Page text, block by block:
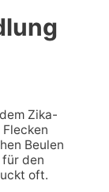
Zika-
Beulen
für den
oft.